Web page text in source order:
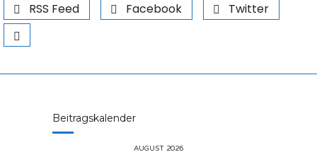
RSS Feed Facebook Twitter
Beitragskalender
AUGUST 2026